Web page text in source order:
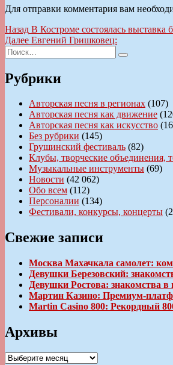
Для отправки комментария вам
Навигация
по
записям
Назад Предыдущая
запись:
В Костроме состоялась выставка
Далее Следующая
Евгений Гришковец:
Искать:
Поиск
Рубрики
Авторская песня в регионах (107)
Авторская песня как движение
Авторская песня как искусство
Без рубрики (145)
Грушинский фестиваль (82)
Клубы, творческие объединения,
Музыкальные инструменты (69)
Новости (42 062)
Обо всем (112)
Персоналии (134)
Фестивали, конкурсы, концерты
Свежие записи
Москва Махачкала самолет:
Девушки Березовский:
Девушки Ростова: знакомства
Мартин Казино: Премиум-
Martin Casino 800: Рекордный
Архивы
Архивы